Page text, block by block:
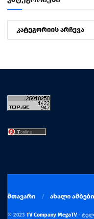
კატეგორიები
მთავარი ახალი ამბები
© 2023 TV Company MegaTV-